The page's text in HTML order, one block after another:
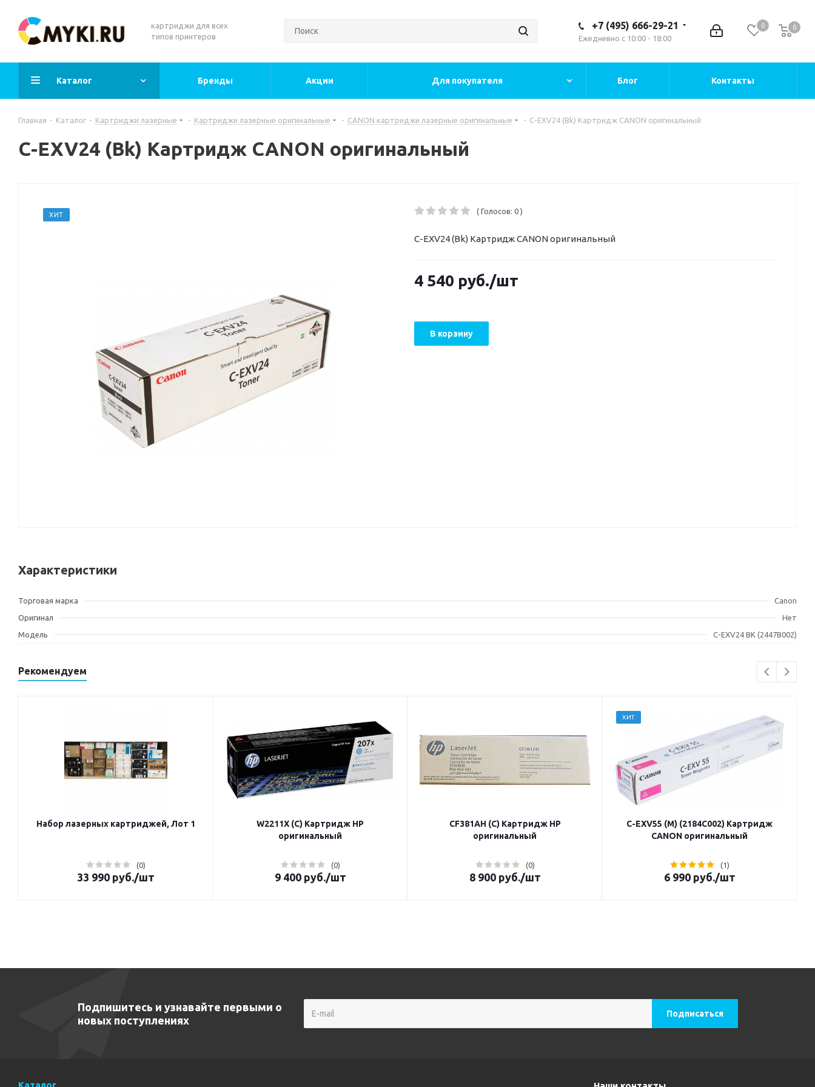
картриджи для всех
типов принтеров
0 0
+7 (495) 666-29-21
Ежедневно с 10:00 - 18:00
Каталог Бренды Акции Для покупателя Блог Контакты
Главная - Каталог - Картриджи лазерные - Картриджи лазерные оригинальные - CANON картриджи лазерные оригинальные - C-EXV24 (Bk) Картридж CANON оригинальный
C-EXV24 (Bk) Картридж CANON оригинальный
ХИТ ( Голосов: 0 )
C-EXV24 (Bk) Картридж CANON оригинальный
4 540 руб./шт
В корзину
Характеристики
Торговая марка
Canon
Оригинал
Нет
Модель
C-EXV24 BK (2447B002)
Рекомендуем
Набор лазерных картриджей, Лот 1
(0)
33 990руб./шт
W2211X (C) Картридж HP
оригинальный
(0)
9 400руб./шт
CF381AH (C) Картридж HP
оригинальный
(0)
8 900руб./шт
ХИТ
C-EXV55 (M) (2184C002) Картридж
CANON оригинальный
(1)
6 990руб./шт
Подпишитесь и узнавайте первыми о
новых поступлениях
Каталог